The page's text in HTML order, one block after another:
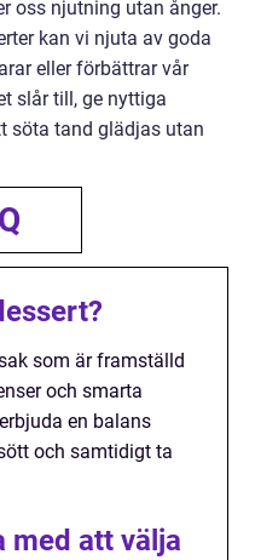
oss njutning utan ånger.
kan vi njuta av goda
eller förbättrar vår
slår till, ge nyttiga
söta tand glädjas utan
som är framställd
och smarta
en balans
och samtidigt ta
med att välja